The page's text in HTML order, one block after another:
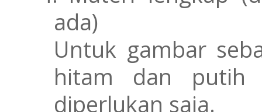
ada)
Untuk gambar
hitam dan putih
diperlukan saja.